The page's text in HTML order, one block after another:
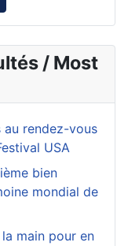
/ Most
au rendez-vous
USA
bien
mondial de
la main pour en